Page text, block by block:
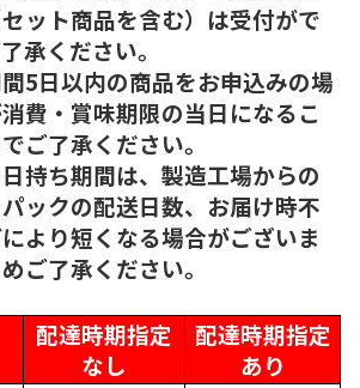
ット商品を含む）は受付がで
承ください。
5日以内の商品をお申込みの場
費・賞味期限の当日になるこ
ご了承ください。
持ち期間は、製造工場からの
ックの配送日数、お届け時不
より短くなる場合がございま
ご了承ください。
配達時期指定
なし
配達時期指定
あり